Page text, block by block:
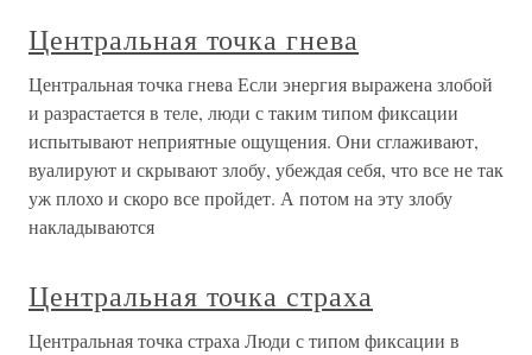
Центральная точка гнева
Центральная точка гнева Если энергия выражена злобой
и разрастается в теле, люди с таким типом фиксации
испытывают неприятные ощущения. Они сглаживают,
вуалируют и скрывают злобу, убеждая себя, что все не так
уж плохо и скоро все пройдет. А потом на эту злобу
накладываются
Центральная точка страха
Центральная точка страха Люди с типом фиксации в